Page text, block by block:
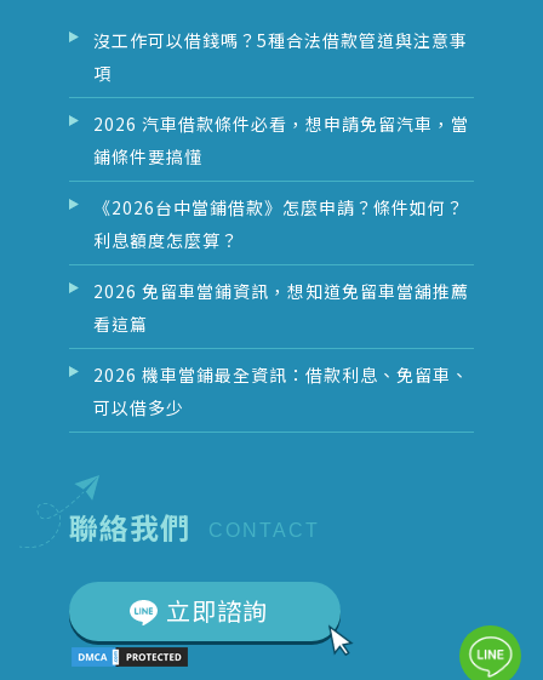
沒工作可以借錢嗎？5種合法借款管道與注意事
項
2026 汽車借款條件必看，想申請免留汽車，當
鋪條件要搞懂
《2026台中當鋪借款》怎麼申請？條件如何？
利息額度怎麼算？
2026 免留車當鋪資訊，想知道免留車當舖推薦
看這篇
2026 機車當鋪最全資訊：借款利息、免留車、
可以借多少
聯絡我們 CONTACT
立即諮詢